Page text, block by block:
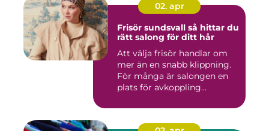
02. apr
Frisör sundsvall så hittar du
rätt salong för ditt hår
Att välja frisör handlar om
mer än en snabb klippning.
För många är salongen en
plats för avkoppling...